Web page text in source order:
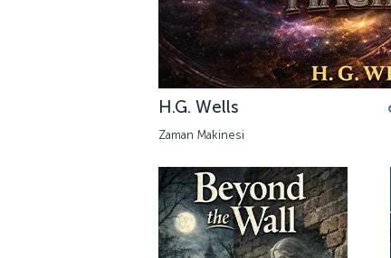
H.G. Wells
Zaman Makinesi